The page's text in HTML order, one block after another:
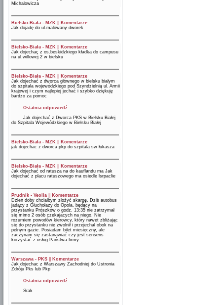
Michalowicza
Bielsko-Biała - MZK
Komentarze
Jak dojadę do ul.malowany dworek
Bielsko-Biała - MZK
Komentarze
Jak dojechaç z os.beskidzkiego kładka do campusu
na ul.willowej 2 w bielsku
Bielsko-Biała - MZK
Komentarze
Jak dojechać z dworca głównego w bielsku białym
do szpitala wojewódzkiego pod Szyndzielnią ul. Armii
krajowej i czym najlepiej jechać i szybko dziękuję
bardzo za pomoc
Ostatnia odpowiedź
Jak dojechać z Dworca PKS w Bielsku Białej
do Szpitala Wojewódzkiego w Bielsku Białej
Bielsko-Biała - MZK
Komentarze
jak dojechac z dworca pkp do szpitala sw łukasza
Bielsko-Biała - MZK
Komentarze
Jak dojechać od ratusza na do kauflandu ma Jak
dojechać z placu ratuszowego ma osiedle lsrpaclie
Prudnik - Veolia
Komentarze
Dzień doby chciałbym złożyć skargę. Dziś autobus
jadący z Głuchołazy do Opola, będący na
przystanku Prószków o godz. 13:35 nie zatrzymał
się mimo 2 osób czekajacych na niego. Nie
rozumiem powodów kierowcy, który nawet zbliżając
się do przystanku nie zwolnił i przejechał obok na
pełnym gazie. Posiadam bilet miesięczny, ale
zaczynam się zastanawiać czy jest sensens
korzystać z usług Państwa firmy.
Warszawa - PKS
Komentarze
Jak dojechac z Warszawy Zachodniej do Ustronia
Zdróju Pks lub Pkp
Ostatnia odpowiedź
Srak